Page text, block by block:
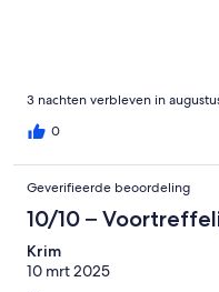
3 nachten verbleven in
0
Geverifieerde beoordeling
10/10 –
Krim
10 mrt 2025